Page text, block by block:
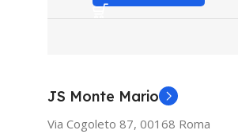
JS Monte Mario
Via Cogoleto 87, 00168 Roma